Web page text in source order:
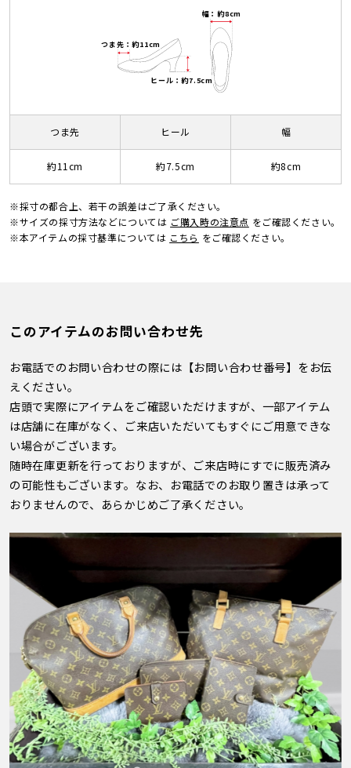
つま先：約11cm
ヒール：約7.5cm
幅：約8cm
つま先
約11cm
ヒール
約7.5cm
幅
約8cm
※採寸の都合上、若干の誤差はご了承ください。
※サイズの採寸方法などについては ご購入時の注意点 をご確認ください。
※本アイテムの採寸基準については こちら をご確認ください。
このアイテムのお問い合わせ先
お電話でのお問い合わせの際には【お問い合わせ番号】をお伝
えください。
店頭で実際にアイテムをご確認いただけますが、一部アイテム
は店舗に在庫がなく、ご来店いただいてもすぐにご用意できな
い場合がございます。
随時在庫更新を行っておりますが、ご来店時にすでに販売済み
の可能性もございます。なお、お電話でのお取り置きは承って
おりませんので、あらかじめご了承ください。